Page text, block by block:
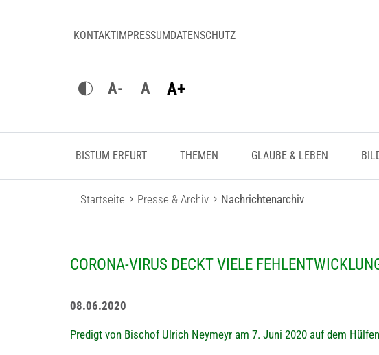
KONTAKTIMPRESSUMDATENSCHUTZ
A- A A+
BISTUM ERFURT THEMEN GLAUBE & LEBEN
Startseite Presse & Archiv Nachrichtenarchiv
CORONA-VIRUS DECKT VIELE
08.06.2020
Predigt von Bischof Ulrich Neymeyr am 7. Juni 2020 auf dem